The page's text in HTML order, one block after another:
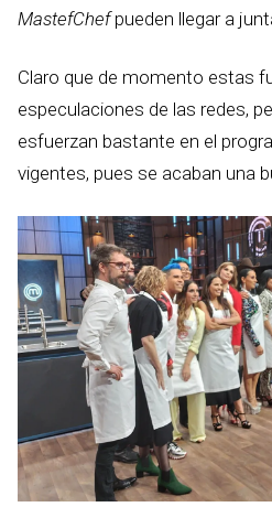
MastefChefpueden llegar a
Claro que de momento estas
especulaciones de las redes,
esfuerzan bastante en el
vigentes, pues se acaban una